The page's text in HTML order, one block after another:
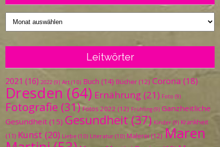
Vergangenes
Leitwörter
2021 (16) 2022 (9) Art (10) Buch (14) Bücher (12) Corona (18)
Dresden (64) Ernährung (21) Foto (9)
Fotografie (31) Fotos 2022 (12) Frühling (9) Ganzheitliche
Gesundheit (15) Gesundheit (37) Kinder (9) Krankheit
(11) Kunst (20) Liebe (10) Literatur (10) Malerei (12) Maren